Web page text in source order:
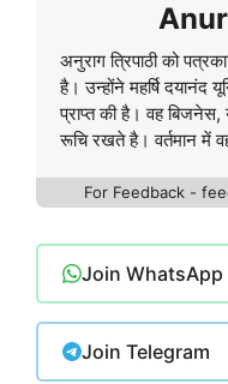
अनुराग त्रिपाठी को
है। उन्होंने महर्षि दयानंद
प्राप्त की है। वह बिजनेस,
रूचि रखते है। वर्तमान में
For Feedback -
Join WhatsApp
Join Telegram